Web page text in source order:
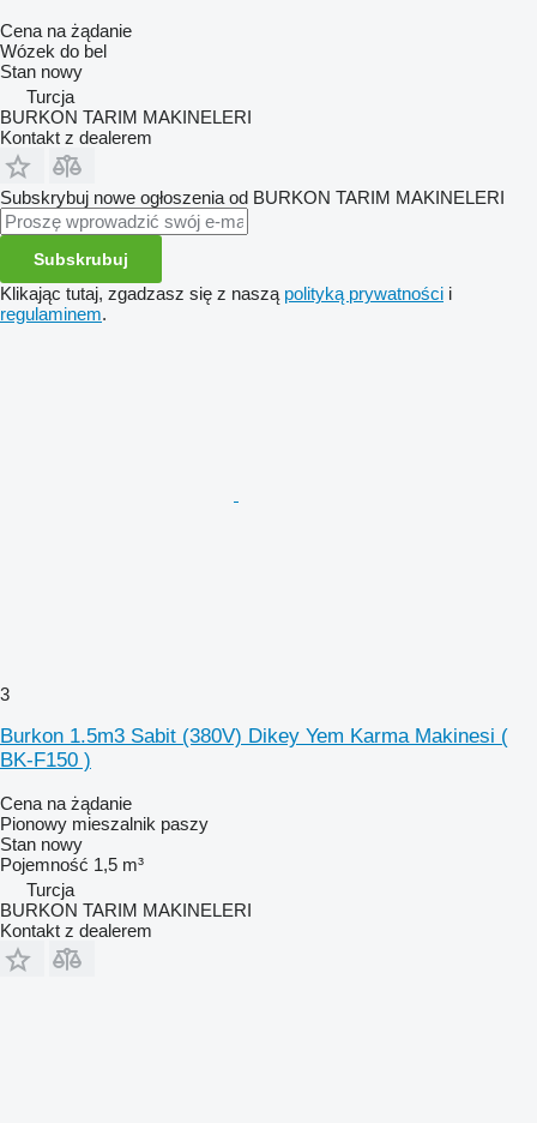
Cena na żądanie
Wózek do bel
Stan nowy
Turcja
BURKON TARIM MAKINELERI
Kontakt z dealerem
Subskrybuj nowe ogłoszenia od BURKON TARIM MAKINELERI
Subskrubuj
Klikając tutaj, zgadzasz się z naszą polityką prywatności i
regulaminem.
3
Burkon 1.5m3 Sabit (380V) Dikey Yem Karma Makinesi (
BK-F150 )
Cena na żądanie
Pionowy mieszalnik paszy
Stan nowy
Pojemność 1,5 m³
Turcja
BURKON TARIM MAKINELERI
Kontakt z dealerem